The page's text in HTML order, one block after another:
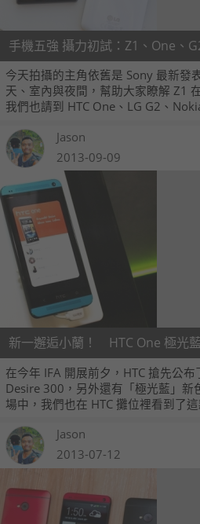
手機五強 攝力初試：Z1、One、
今天拍攝的主角依舊是 Sony 最新發
天、室內與夜間，幫助大家瞭解 Z1
我們也請到 HTC One、LG G2、
Jason
2013-09-09
新一邂逅小蘭！ HTC One 極光
在今年 IFA 開展前夕，HTC 搶先公
Desire 300，另外還有「極光藍」新
場中，我們也在 HTC 攤位裡看到了
一下吧！
Jason
2013-07-12